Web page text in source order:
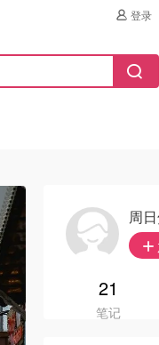
登录
周
21
笔记